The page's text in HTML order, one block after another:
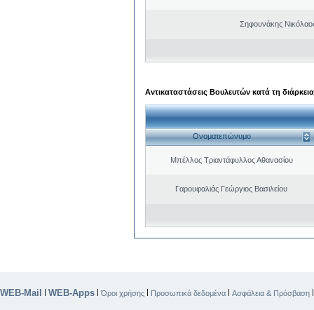
Σηφουνάκης
Αντικαταστάσεις Βουλευτών κατά τη
Ονοματεπώνυμο
Μπέλλος Τριαντάφυλλος Αθανασίου
Γαρουφαλιάς Γεώργιος Βασιλείου
WEB-Mail | WEB-Apps |Όροι χρήσης | Προσωπικά δεδομένα | Ασφάλεια & Πρόσβαση